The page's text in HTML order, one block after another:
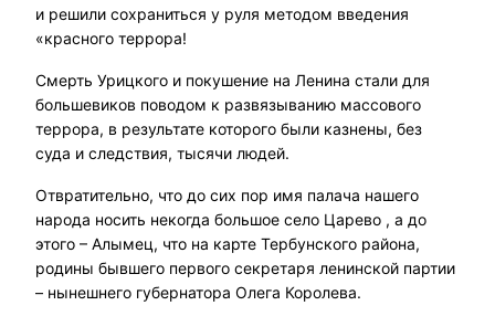
и решили сохраниться у руля методом введения
«красного террора!
Смерть Урицкого и покушение на Ленина стали для
большевиков поводом к развязыванию массового
террора, в результате которого были казнены, без
суда и следствия, тысячи людей.
Отвратительно, что до сих пор имя палача нашего
народа носить некогда большое село Царево , а до
этого – Алымец, что на карте Тербунского района,
родины бывшего первого секретаря ленинской партии
– нынешнего губернатора Олега Королева.